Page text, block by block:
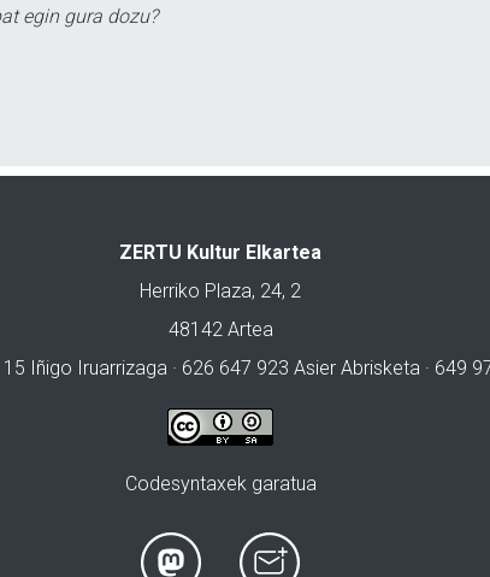
egin gura dozu?
ZERTU Kultur Elkartea
Herriko Plaza, 24, 2
48142 Artea
Iñigo Iruarrizaga · 626 647 923 Asier Abrisketa · 649
Codesyntaxek garatua